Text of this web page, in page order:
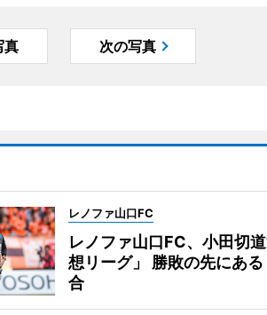
真 次の写真
レノファ山口FC
レノファ山口FC、小田切
想リーグ」 勝敗の先にあ
合